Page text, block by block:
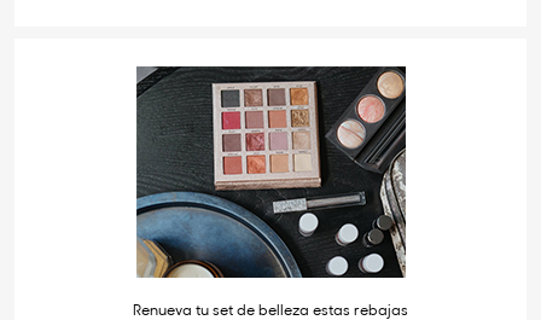
Renueva tu set de belleza estas rebajas